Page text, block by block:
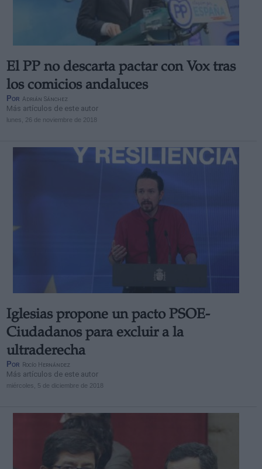
El PP no descarta pactar con Vox tras
los comicios andaluces
Por Adrián Sánchez
Más artículos de este autor
lunes, 26 de noviembre de 2018
Iglesias propone un pacto PSOE-
Ciudadanos para excluir a la
ultraderecha
Por Rocío Hernández
Más artículos de este autor
miércoles, 5 de diciembre de 2018
Derechos: